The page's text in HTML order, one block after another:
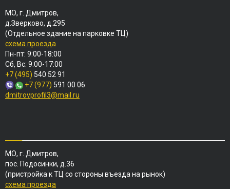
МО, г. Дмитров,
д.Зверково, д.295
(Отдельное здание на парковке ТЦ)
схема проезда
Пн-пт: 9:00-18:00
Сб, Вс: 9:00-17:00
+7 (495) 540 52 91
+7 (977) 591 00 06
dmitrovprofil3@mail.ru
МО, г. Дмитров,
пос. Подосинки, д.36
(пристройка к ТЦ со стороны въезда на рынок)
схема проезда